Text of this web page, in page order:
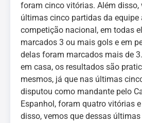
foram cinco vitórias. Além disso,
últimas cinco partidas da equipe
competição nacional, em todas
marcados 3 ou mais gols e em
delas foram marcados mais de
em casa, os resultados são
mesmos, já que nas últimas
disputou como mandante pelo
Espanhol, foram quatro vitórias
disso, vemos que dessas